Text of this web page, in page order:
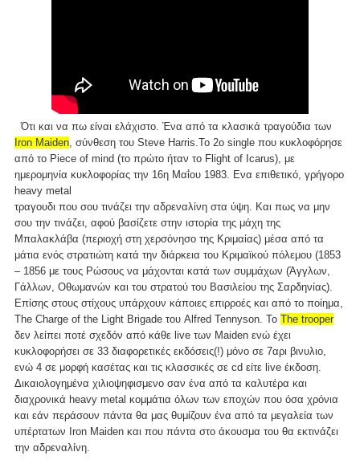
Ότι και να πω είναι ελάχιστο. Ένα από τα κλασικά τραγούδια των
Iron Maiden , σύνθεση του Steve Harris.Το 2o single που κυκλοφόρησε
από το Piece of mind (το πρώτο ήταν το Flight of Icarus), με
ημερομηνία κυκλοφορίας την 16η Μαΐου 1983. Ενα επιθετικό, γρήγορο
heavy metal
τραγουδι που σου τινάζει την αδρεναλίνη στα ύψη. Και πως να μην
σου την τινάζει, αφού βασίζετε στην ιστορία της μάχη της
Μπαλακλάβα (περιοχή στη χερσόνησο της Κριμαίας) μέσα από τα
μάτια ενός στρατιώτη κατά την διάρκεια του Κριμαϊκού πόλεμου (1853
– 1856 με τους Ρώσους να μάχονται κατά των συμμάχων (Άγγλων,
Γάλλων, Οθωμανών και του στρατού του Βασιλείου της Σαρδηνίας).
Επίσης στους στίχους υπάρχουν κάποιες επιρροές και από το ποίημα,
The Charge of the Light Brigade του Alfred Tennyson. Το The trooper
δεν λείπει ποτέ σχεδόν από κάθε live των Maiden ενώ έχει
κυκλοφορήσει σε 33 διαφορετικές εκδόσεις(!) μόνο σε 7αρι βινυλιο,
ενώ 4 σε μορφή κασέτας και τις κλασσικές σε cd είτε live έκδοση.
Δικαιολογημένα χιλιοψηφισμενο σαν ένα από τα καλυτέρα και
διαχρονικά heavy metal κομμάτια όλων των εποχών που όσα χρόνια
και εάν περάσουν πάντα θα μας θυμίζουν ένα από τα μεγαλεία των
υπέρτατων Iron Maiden και που πάντα στο άκουσμα του θα εκτινάζει
την αδρεναλίνη.